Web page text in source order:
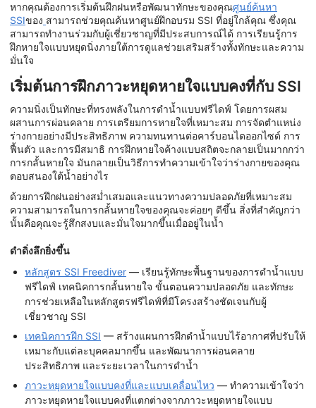
หากคุณต้องการเริ่มต้นฝึกฝนหรือพัฒนาทักษะของคุณศูนย์ค้นหา
SSIของ สามารถช่วยคุณค้นหาศูนย์ฝึกอบรม SSI ที่อยู่ใกล้คุณ ซึ่งคุณ
สามารถทำงานร่วมกับผู้เชี่ยวชาญที่มีประสบการณ์ได้ การเรียนรู้การ
ฝึกหายใจแบบหยุดนิ่งภายใต้การดูแลช่วยเสริมสร้างทั้งทักษะและความ
มั่นใจ
เริ่มต้นการฝึกภาวะหยุดหายใจแบบคงที่กับ SSI
ความนิ่งเป็นทักษะที่ทรงพลังในการดำน้ำแบบฟรีไดฟ์ โดยการผสม
ผสานการผ่อนคลาย การเตรียมการหายใจที่เหมาะสม การจัดตำแหน่ง
ร่างกายอย่างมีประสิทธิภาพ ความทนทานต่อคาร์บอนไดออกไซด์ การ
ฟื้นตัว และการมีสมาธิ การฝึกหายใจค้างแบบสถิตจะกลายเป็นมากกว่า
การกลั้นหายใจ มันกลายเป็นวิธีการทำความเข้าใจว่าร่างกายของคุณ
ตอบสนองใต้น้ำอย่างไร
ด้วยการฝึกฝนอย่างสม่ำเสมอและแนวทางความปลอดภัยที่เหมาะสม
ความสามารถในการกลั้นหายใจของคุณจะค่อยๆ ดีขึ้น สิ่งที่สำคัญกว่า
นั้นคือคุณจะรู้สึกสงบและมั่นใจมากขึ้นเมื่ออยู่ในน้ำ
ดำดิ่งลึกยิ่งขึ้น
หลักสูตร SSI Freediver — เรียนรู้ทักษะพื้นฐานของการดำน้ำแบบ
ฟรีไดฟ์ เทคนิคการกลั้นหายใจ ขั้นตอนความปลอดภัย และทักษะ
การช่วยเหลือในหลักสูตรฟรีไดฟ์ที่มีโครงสร้างชัดเจนกับผู้
เชี่ยวชาญ SSI
เทคนิคการฝึก SSI — สร้างแผนการฝึกดำน้ำแบบไร้อากาศที่ปรับให้
เหมาะกับแต่ละบุคคลมากขึ้น และพัฒนาการผ่อนคลาย
ประสิทธิภาพ และระยะเวลาในการดำน้ำ
ภาวะหยุดหายใจแบบคงที่และแบบเคลื่อนไหว — ทำความเข้าใจว่า
ภาวะหยุดหายใจแบบคงที่แตกต่างจากภาวะหยุดหายใจแบบ